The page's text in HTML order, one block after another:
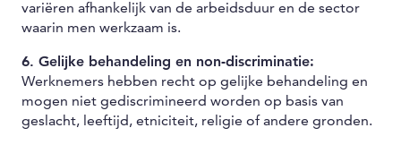
variëren afhankelijk van de arbeidsduur en de sector
waarin men werkzaam is.
6. Gelijke behandeling en non-discriminatie:
Werknemers hebben recht op gelijke behandeling en
mogen niet gediscrimineerd worden op basis van
geslacht, leeftijd, etniciteit, religie of andere gronden.